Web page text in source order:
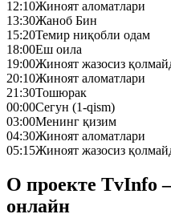
12:10Жиноят аломатлари
13:30Жаноб Бин
15:20Темир ниқобли одам
18:00Еш оила
19:00Жиноят жазосиз
20:10Жиноят аломатлари
21:30Тошюрак
00:00Сегун (1-qism)
03:00Менинг қизим
04:30Жиноят аломатлари
05:15Жиноят жазосиз
О проекте TvInfo
онлайн